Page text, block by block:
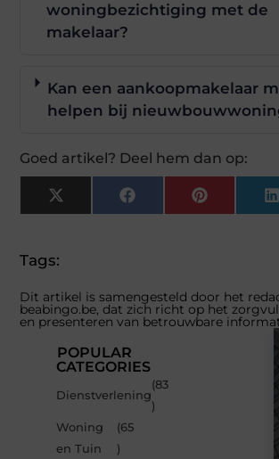
woningbezichtiging met de
makelaar?
Kan een aankoopmakelaar
helpen bij
Goed artikel? Deel hem dan op:
X
(Twitter)
FacebookPinterest
Tags:
Dit artikel is samengesteld door het
beabingo.be, dat zich richt op het
en presenteren van betrouwbare
POPULAR
CATEGORIES
Dienstverlening
(83
)
Woning
en Tuin
(65
)